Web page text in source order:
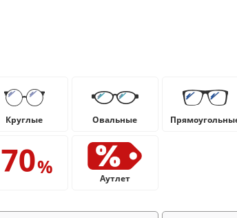
Круглые Овальные
Аутлет